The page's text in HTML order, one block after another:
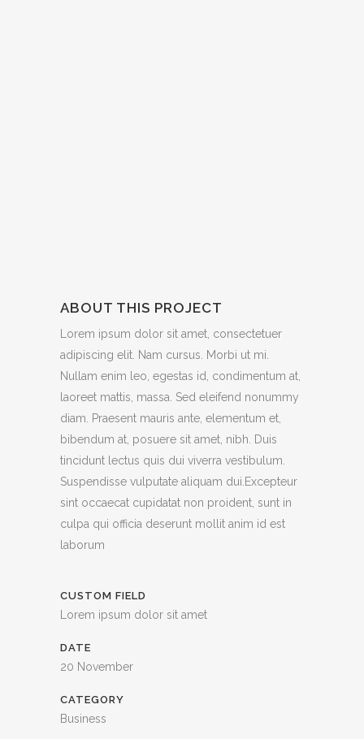
ABOUT THIS PROJECT
Lorem ipsum dolor sit amet, consectetuer
adipiscing elit. Nam cursus. Morbi ut mi.
Nullam enim leo, egestas id, condimentum at,
laoreet mattis, massa. Sed eleifend nonummy
diam. Praesent mauris ante, elementum et,
bibendum at, posuere sit amet, nibh. Duis
tincidunt lectus quis dui viverra vestibulum.
Suspendisse vulputate aliquam dui.Excepteur
sint occaecat cupidatat non proident, sunt in
culpa qui officia deserunt mollit anim id est
laborum
CUSTOM FIELD
Lorem ipsum dolor sit amet
DATE
20 November
CATEGORY
Business